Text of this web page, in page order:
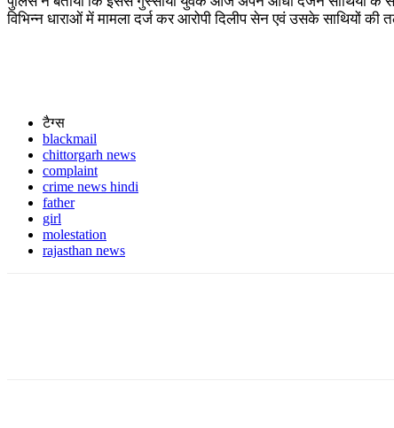
विभिन्न धाराओं में मामला दर्ज कर आरोपी दिलीप सेन एवं उसके साथियों की
टैग्स
blackmail
chittorgarh news
complaint
crime news hindi
father
girl
molestation
rajasthan news